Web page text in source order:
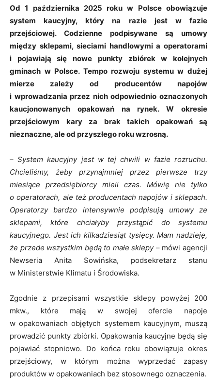
Od 1 października 2025 roku w Polsce obowiązuje
system kaucyjny, który na razie jest w fazie
przejściowej. Codzienne podpisywane są umowy
między sklepami, sieciami handlowymi a operatorami
i pojawiają się nowe punkty zbiórek w kolejnych
gminach w Polsce. Tempo rozwoju systemu w dużej
mierze zależy od producentów napojów
i wprowadzania przez nich odpowiednio oznaczonych
kaucjonowanych opakowań na rynek. W okresie
przejściowym kary za brak takich opakowań są
nieznaczne, ale od przyszłego roku wzrosną.
– System kaucyjny jest w tej chwili w fazie rozruchu.
Chcieliśmy, żeby przynajmniej przez pierwsze trzy
miesiące przedsiębiorcy mieli czas. Mówię nie tylko
o operatorach, ale też producentach napojów i sklepach.
Operatorzy bardzo intensywnie podpisują umowy ze
sklepami, które chciałyby przystąpić do systemu
kaucyjnego. Jest ich kilkadziesiąt tysięcy. Mam nadzieję,
że przede wszystkim będą to małe sklepy – mówi agencji
Newseria Anita Sowińska, podsekretarz stanu
w Ministerstwie Klimatu i Środowiska.
Zgodnie z przepisami wszystkie sklepy powyżej 200
mkw., które mają w swojej ofercie napoje
w opakowaniach objętych systemem kaucyjnym, muszą
prowadzić punkty zbiórki. Opakowania kaucyjne będą się
pojawiać stopniowo. Do końca roku obowiązuje okres
przejściowy, w którym można wyprzedać zapasy
produktów w opakowaniach bez stosownego oznaczenia.